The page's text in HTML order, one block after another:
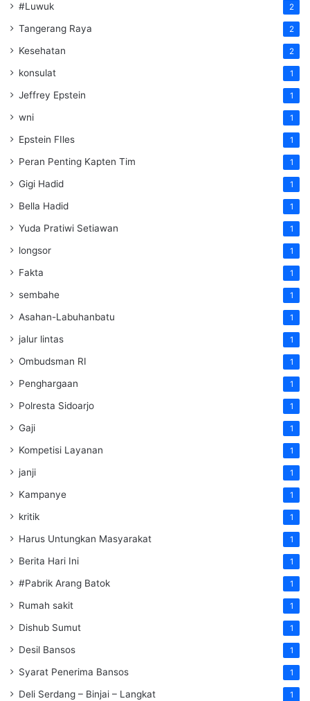
#Luwuk 2
Tangerang Raya 2
Kesehatan 2
konsulat 1
Jeffrey Epstein 1
wni 1
Epstein FIles 1
Peran Penting Kapten Tim 1
Gigi Hadid 1
Bella Hadid 1
Yuda Pratiwi Setiawan 1
longsor 1
Fakta 1
sembahe 1
Asahan-Labuhanbatu 1
jalur lintas 1
Ombudsman RI 1
Penghargaan 1
Polresta Sidoarjo 1
Gaji 1
Kompetisi Layanan 1
janji 1
Kampanye 1
kritik 1
Harus Untungkan Masyarakat 1
Berita Hari Ini 1
#Pabrik Arang Batok 1
Rumah sakit 1
Dishub Sumut 1
Desil Bansos 1
Syarat Penerima Bansos 1
Deli Serdang – Binjai – Langkat 1